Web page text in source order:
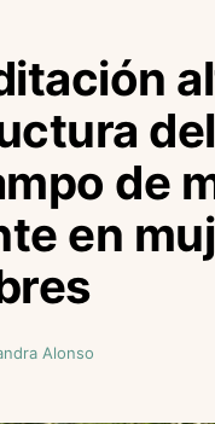
del
de
en
Alonso